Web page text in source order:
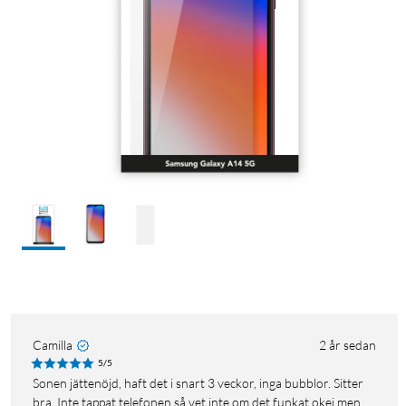
Camilla 2 år sedan
5/5
Sonen jättenöjd, haft det i snart 3 veckor, inga bubblor. Sitter
bra. Inte tappat telefonen så vet inte om det funkat okej men